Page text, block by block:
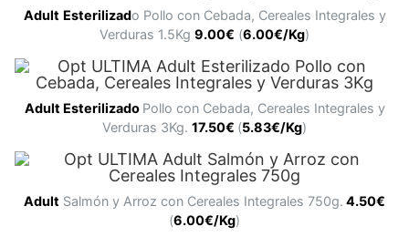
Adult Esterilizado Pollo con Cebada, Cereales Integrales y
Verduras 1.5Kg 9.00€ (6.00€/Kg)
Adult Esterilizado Pollo con Cebada, Cereales Integrales y
Verduras 3Kg. 17.50€ (5.83€/Kg)
Adult Salmón y Arroz con Cereales Integrales 750g. 4.50€
(6.00€/Kg)